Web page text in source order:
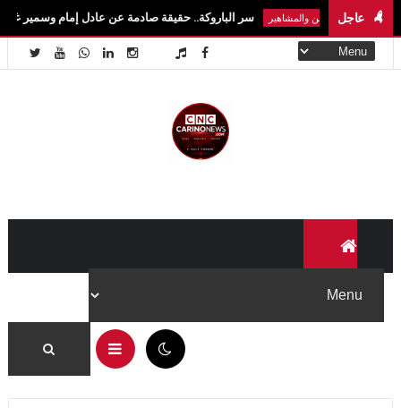
عاجل
الفن والمشاهير سر الباروكة.. حقيقة صادمة عن عادل إمام وسمير غانم ونجوم